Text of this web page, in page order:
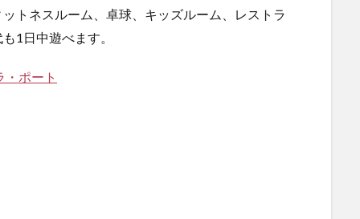
トネスルーム、卓球、キッズルーム、レストラ
1日中遊べます。
ポート